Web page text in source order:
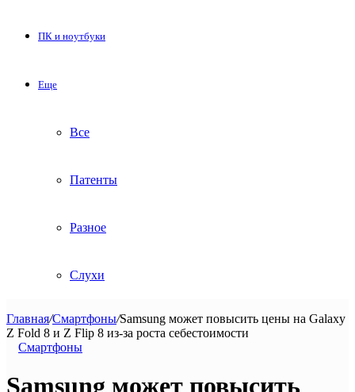
ПК и ноутбуки
Еще
Все
Патенты
Разное
Слухи
Главная/Смартфоны/Samsung может повысить цены на Galaxy
Z Fold 8 и Z Flip 8 из-за роста себестоимости
Смартфоны
Samsung может повысить